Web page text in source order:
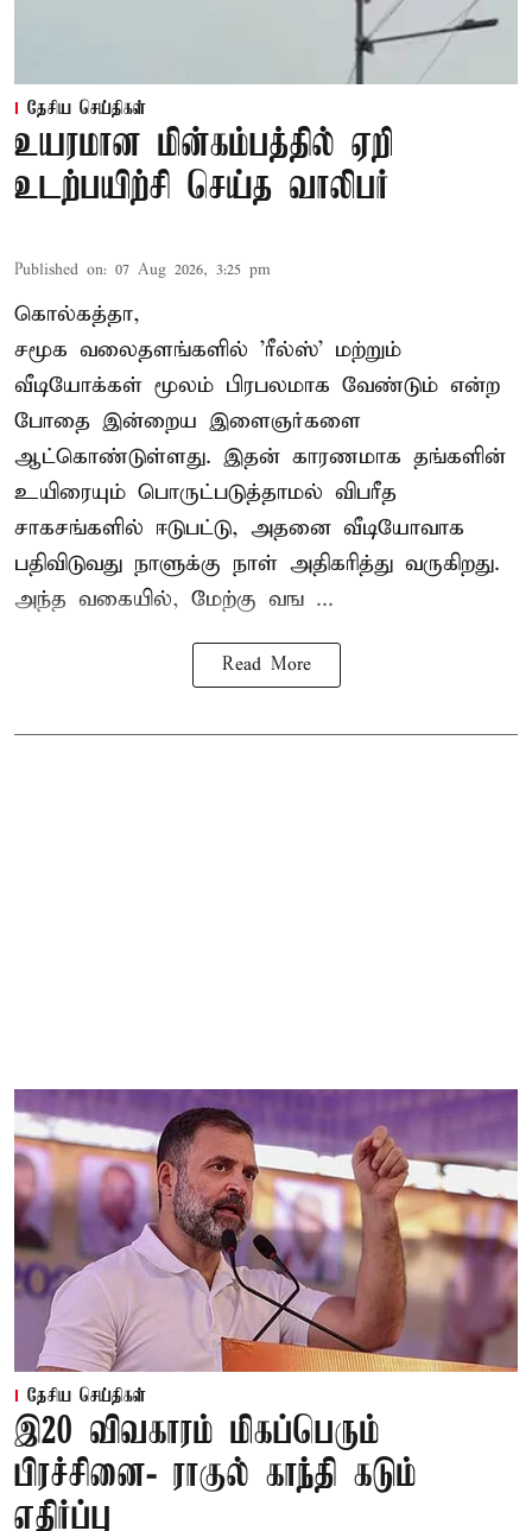
தேசிய செய்திகள்
உயரமான மின்கம்பத்தில் ஏறி
உடற்பயிற்சி செய்த வாலிபர்
Published on: 07 Aug 2026, 3:25 pm
கொல்கத்தா,
சமூக வலைதளங்களில் 'ரீல்ஸ்' மற்றும்
வீடியோக்கள் மூலம் பிரபலமாக வேண்டும் என்ற
போதை இன்றைய இளைஞர்களை
ஆட்கொண்டுள்ளது. இதன் காரணமாக தங்களின்
உயிரையும் பொருட்படுத்தாமல் விபரீத
சாகசங்களில் ஈடுபட்டு, அதனை வீடியோவாக
பதிவிடுவது நாளுக்கு நாள் அதிகரித்து வருகிறது.
அந்த வகையில், மேற்கு வங ...
Read More
தேசிய செய்திகள்
இ20 விவகாரம் மிகப்பெரும்
பிரச்சினை- ராகுல் காந்தி கடும்
எதிர்ப்பு